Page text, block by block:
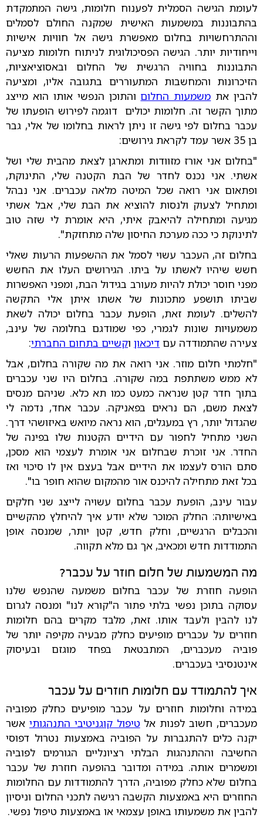
לעומת הגישה הסמלית לפענוח חלומות, גישה המתמקדת
בהתבוננות במשמעות האישית שמקנה החולם לסמלים
וההתרחשויות בחלום מאפשרת גישה אל חוויות אישיות
וייחודיות יותר. הגישה הפסיכולוגית לניתוח חלומות מציעה
התבוננות בחוויה הרגשית של החלום ובאסוציאציות,
הזיכרונות והמחשבות המתעוררים בתגובה אליו, ומציעה
להבין את משמעות החלום והתוכן הנפשי אותו הוא מייצג
מתוך הקשר זה. חלומות יכולים דוגמה לפירוש הופעתו של
עכבר בחלום לפי גישה זו ניתן לראות בחלומו של אלי, גבר
בן 35 אשר עמד לקראת גירושים:
"בחלום אני אורז מזוודות ומתארגן לצאת מהבית שלי ושל
אשתי. אני נכנס לחדר של הבת הקטנה שלי, התינוקת,
ופתאום אני רואה שכל המיטה מלאה עכברים. אני נבהל
ומתחיל לצעוק ולנסות להוציא את הבת שלי, אבל אשתי
מגיעה ומתחילה להיאבק איתי, היא אומרת לי שזה טוב
לתינוקת כי ככה מערכת החיסון שלה מתחזקת".
בחלום זה, העכבר עשוי לסמל את ההשפעות הרעות שאלי
חשש שיהיו לאשתו על ביתו. הגירושים העלו את החשש
מפני חוסר יכולת להיות מעורב בגידול הבת, ומפני האפשרות
שביתו תושפע מתכונות של אשתו איתן אלי התקשה
להשלים. לעומת זאת, הופעת עכבר בחלום יכולה לשאת
משמעויות שונות לגמרי, כפי שמודגם בחלומה של עינב,
צעירה שהתמודדה עם דיכאון וקשיים בתחום החברתי:
"חלמתי חלום מוזר. אני רואה את מה שקורה בחלום, אבל
לא ממש משתתפת במה שקורה. בחלום היו שני עכברים
בתוך חדר קטן שנראה כמעט כמו תא כלא. שניהם מנסים
לצאת משם, הם נראים בפאניקה. עכבר אחד, נדמה לי
שהגדול יותר, רץ במעגלים, הוא נראה מיואש באיזושהי דרך.
השני מתחיל לחפור עם הידיים הקטנות שלו בפינה של
החדר. אני זוכרת שבחלום אני אומרת לעצמי הוא מסכן,
סתם הורס לעצמו את הידיים אבל בעצם אין לו סיכוי ואז
בכל זאת מתחילה להיכנס אור מהמקום שהוא חופר בו".
עבור עינב, הופעת עכבר בחלום עשויה לייצג שני חלקים
באישיותה: החלק המוכר שלא יודע איך להיחלץ מהקשיים
והכבלים הרגשיים, וחלק חדש, קטן יותר, שמנסה אופן
התמודדות חדש ומכאיב, אך גם מלא תקווה.
מה המשמעות של חלום חוזר על עכבר?
הופעה חוזרת של עכבר בחלום משמעה שהנפש שלנו
עסוקה בתוכן נפשי בלתי פתור ה"קורא לנו" ומנסה לגרום
לנו להבין ולעבד אותו. זאת, מלבד מקרים בהם חלומות
חוזרים על עכברים מופיעים כחלק מבעיה מקיפה יותר של
פוביה מעכברים, המתבטאת בפחד מוגזם ובעיסוק
אינטנסיבי בעכברים.
איך להתמודד עם חלומות חוזרים על עכבר
במידה וחלומות חוזרים על עכבר מופיעים כחלק מפוביה
מעכברים, חשוב לפנות אל טיפול קוגניטיבי התנהגותי אשר
יקנה כלים להתגברות על הפוביה באמצעות נטרול דפוסי
החשיבה וההתנהגות הבלתי רציונליים הגורמים לפוביה
ומשמרים אותה. במידה ומדובר בהופעה חוזרת של עכבר
בחלום שלא כחלק מפוביה, הדרך להתמודדות עם החלומות
החוזרים היא באמצעות הקשבה רגישה לתכני החלום וניסיון
להבין את משמעותו באופן עצמאי או באמצעות טיפול נפשי.